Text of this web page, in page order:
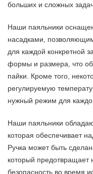
больших и сложных
Наши паяльники
насадками,
для каждой конкретной
формы и размера, что
пайки. Кроме того,
регулируемую
нужный режим для
Наши паяльники
которая обеспечивает
Ручка может быть
который предотвращает
безопасность во время